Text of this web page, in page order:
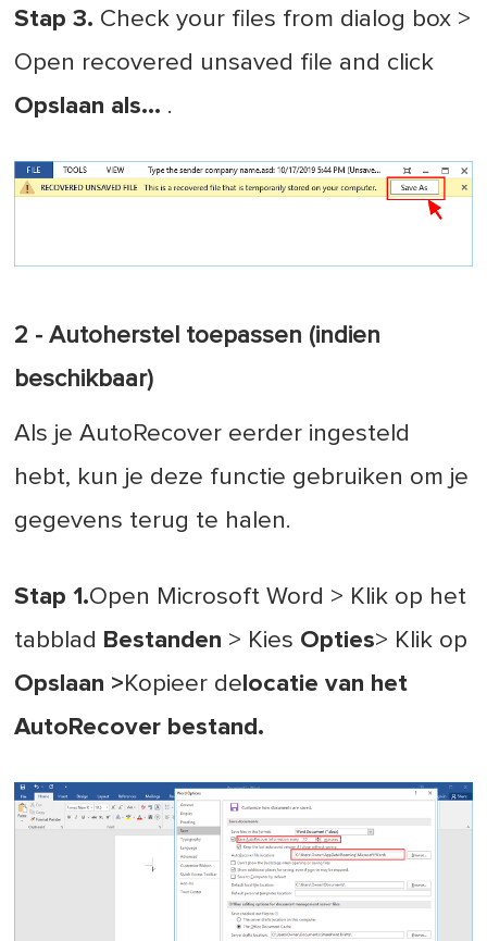
Stap 3. Check your files from dialog box >
Open recovered unsaved file and click
Opslaan als... .
2 - Autoherstel toepassen (indien
beschikbaar)
Als je AutoRecover eerder ingesteld
hebt, kun je deze functie gebruiken om je
gegevens terug te halen.
Stap 1.Open Microsoft Word > Klik op het
tabblad Bestanden > Kies Opties> Klik op
Opslaan >Kopieer de locatie van het
AutoRecover bestand.